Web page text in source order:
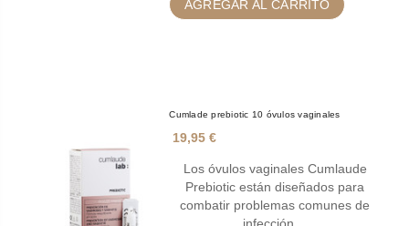
AGREGAR AL CARRITO
Cumlade prebiotic 10 óvulos vaginales
19,95 €
Los óvulos vaginales Cumlaude
Prebiotic están diseñados para
combatir problemas comunes de
infección…